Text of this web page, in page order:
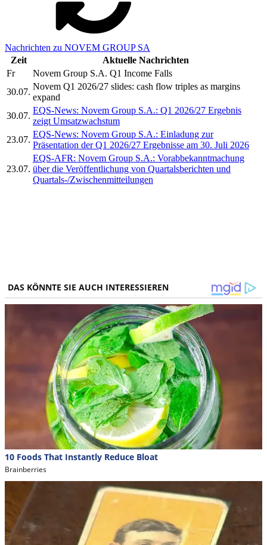
Nachrichten zu NOVEM GROUP SA
Zeit
Aktuelle Nachrichten
Fr
Novem Group S.A. Q1 Income Falls
30.07.
Novem Q1 2026/27 slides: cash flow triples as margins
expand
30.07.
EQS-News: Novem Group S.A.: Q1 2026/27 Ergebnis
zeigt Umsatzwachstum
23.07.
EQS-News: Novem Group S.A.: Einladung zur
Präsentation der Q1 2026/27 Ergebnisse am 30. Juli 2026
23.07.
EQS-AFR: Novem Group S.A.: Vorabbekanntmachung
über die Veröffentlichung von Quartalsberichten und
Quartals-/Zwischenmitteilungen